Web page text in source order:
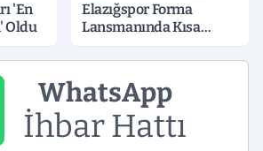
'En
Oldu
Elazığspor Forma
Lansmanında Kısa
WhatsApp
İhbar Hattı